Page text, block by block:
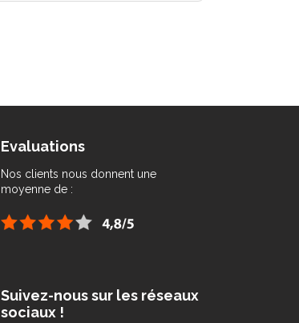
Evaluations
Nos clients nous donnent une
moyenne de :
Suivez-nous sur les réseaux
sociaux !